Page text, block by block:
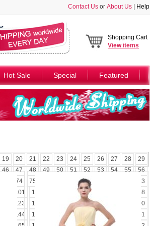
Contact Us or About Us Help
Shopping Cart
Viewitems
Hot Sale Special Featured
19 20 21 22 23 24 25 26 27 28
29
46 47 48 49 50 51 52 53 54 55
56
74 75 79
83
101 102 105
108
123 124 126 127 128
130
144 145 147 148 149
151